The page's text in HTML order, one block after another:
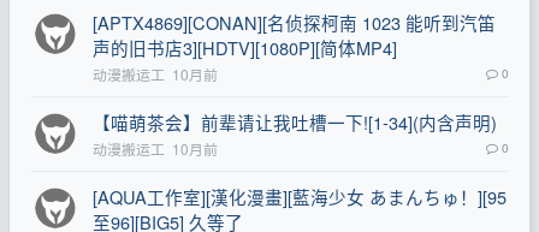
[APTX4869][CONAN][名侦探柯南 1023 能听到汽笛
声的旧书店3][HDTV][1080P][简体MP4]
动漫搬运工 10月前 0
【喵萌茶会】前辈请让我吐槽一下![1-34](内含声明)
动漫搬运工 10月前 0
[AQUA工作室][漢化漫畫][藍海少女 あまんちゅ！][95
至96][BIG5] 久等了